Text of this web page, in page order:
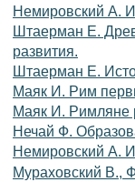
Немировский А.
Штаерман Е.
развития.
Штаерман Е.
Маяк И. Рим
Маяк И. Римляне
Нечай Ф.
Немировский А.
Мураховский В.,